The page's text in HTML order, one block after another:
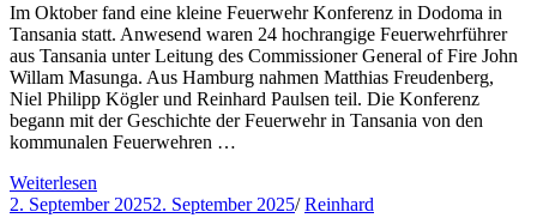
Im Oktober fand eine kleine Feuerwehr Konferenz in Dodoma in
Tansania statt. Anwesend waren 24 hochrangige Feuerwehrführer
aus Tansania unter Leitung des Commissioner General of Fire John
Willam Masunga. Aus Hamburg nahmen Matthias Freudenberg,
Niel Philipp Kögler und Reinhard Paulsen teil. Die Konferenz
begann mit der Geschichte der Feuerwehr in Tansania von den
kommunalen Feuerwehren …
Weiterlesen
2. September 20252. September 2025/ Reinhard